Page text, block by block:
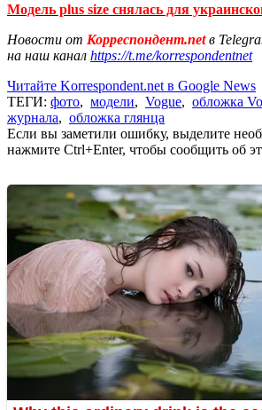
Модель plus size снялась для
Новости от Корреспондент.netв
на наш канал https://t.me/korrespondentnet
Читайте Korrespondent.net в Google News
ТЕГИ: фото, модели, Vogue, обложка
журнала, обложка глянца
Если вы заметили ошибку, выделите
нажмите Ctrl+Enter, чтобы сообщить об